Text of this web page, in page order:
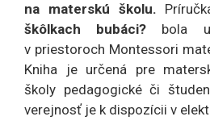
na materskú školu.
škôlkach bubáci? bola
v priestoroch Montessori
Kniha je určená pre
školy pedagogické či
verejnosť je k dispozícii v